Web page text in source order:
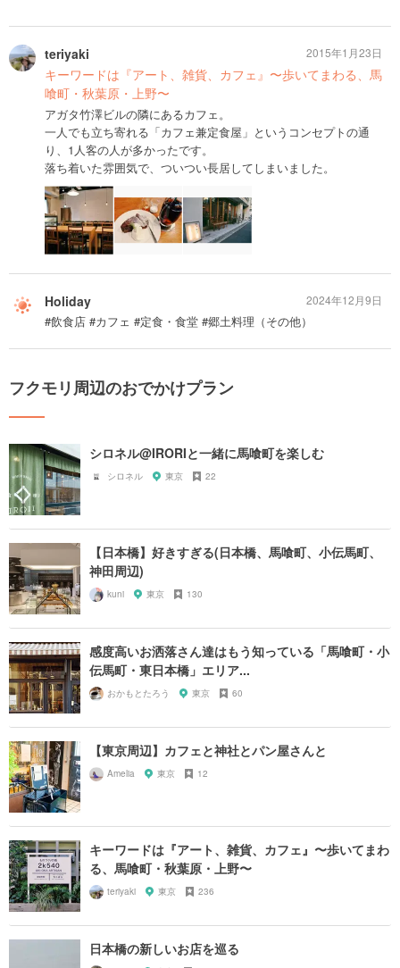
teriyaki
キーワードは『アート、雑貨、カフェ』〜歩いてまわる、馬
喰町・秋葉原・上野〜
アガタ竹澤ビルの隣にあるカフェ。
一人でも立ち寄れる「カフェ兼定食屋」というコンセプトの通
り、1人客の人が多かったです。
落ち着いた雰囲気で、ついつい長居してしまいました。
2015年1月23日
Holiday
#飲食店 #カフェ #定食・食堂 #郷土料理（その他）
2024年12月9日
フクモリ周辺のおでかけプラン
シロネル@IRORIと一緒に馬喰町を楽しむ
シロネル 東京 22
【日本橋】好きすぎる(日本橋、馬喰町、小伝馬町、
神田周辺)
kuni 東京 130
感度高いお洒落さん達はもう知っている「馬喰町・小
伝馬町・東日本橋」エリア...
おかもとたろう 東京 60
【東京周辺】カフェと神社とパン屋さんと
Amelia 東京 12
キーワードは『アート、雑貨、カフェ』〜歩いてまわ
る、馬喰町・秋葉原・上野〜
teriyaki 東京 236
日本橋の新しいお店を巡る